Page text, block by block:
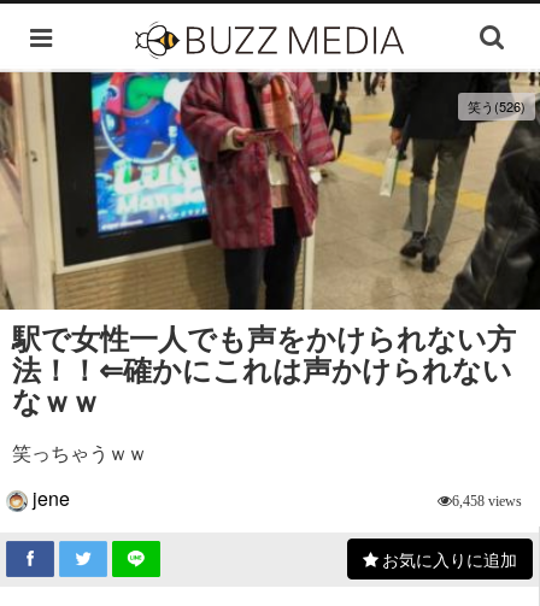
笑う(526)
駅で女性一人でも声をかけられない方
法！！⇐確かにこれは声かけられない
なｗｗ
笑っちゃうｗｗ
jene
6,458 views
お気に入りに追加